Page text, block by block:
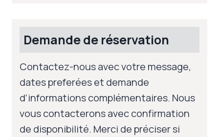
Demande de réservation
Contactez-nous avec votre message,
dates preferées et demande
d’informations complémentaires. Nous
vous contacterons avec confirmation
de disponibilité. Merci de préciser si